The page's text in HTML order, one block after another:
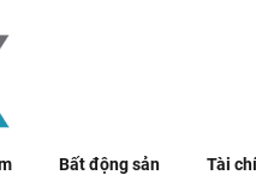
Bất động sản Tài